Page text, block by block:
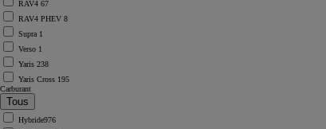
RAV4 67
RAV4 PHEV 8
Supra 1
Verso 1
Yaris 238
Yaris Cross 195
Carburant
Hybride976